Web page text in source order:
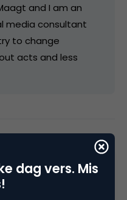
and I am an
media consultant
to change
acts and less
dag vers. Mis